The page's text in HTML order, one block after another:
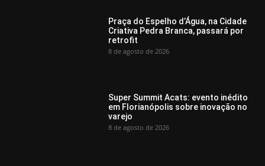
Praça do Espelho d’Água, na Cidade
Criativa Pedra Branca, passará por
retrofit
8 de agosto de 2026
Super Summit Acats: evento inédito
em Florianópolis sobre inovação no
varejo
8 de agosto de 2026